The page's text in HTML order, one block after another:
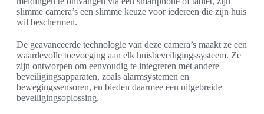
slimme camera’s een slimme keuze voor iedereen die zijn huis
wil beschermen.
De geavanceerde technologie van deze camera’s maakt ze een
waardevolle toevoeging aan elk huisbeveiligingssysteem. Ze
zijn ontworpen om eenvoudig te integreren met andere
beveiligingsapparaten, zoals alarmsystemen en
bewegingssensoren, en bieden daarmee een uitgebreide
beveiligingsoplossing.